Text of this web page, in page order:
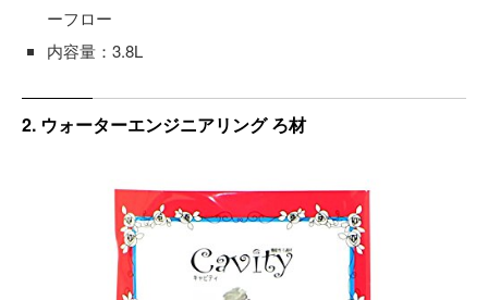
ーフロー
内容量：3.8L
2. ウォーターエンジニアリング ろ材